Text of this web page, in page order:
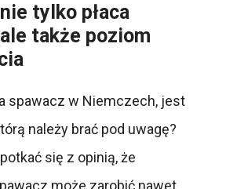
tylko płaca
także poziom
spawacz w Niemczech, jest
należy brać pod uwagę?
się z opinią, że